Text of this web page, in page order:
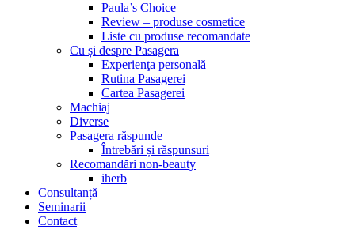
Paula’s Choice
Review – produse cosmetice
Liste cu produse recomandate
Cu și despre Pasagera
Experienţa personală
Rutina Pasagerei
Cartea Pasagerei
Machiaj
Diverse
Pasagera răspunde
Întrebări și răspunsuri
Recomandări non-beauty
iherb
Consultanță
Seminarii
Contact